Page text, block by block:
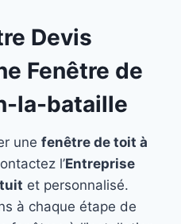
Devis
Fenêtre de
la-bataille
une fenêtre de toit à
l’Entreprise
et personnalisé.
à chaque étape de